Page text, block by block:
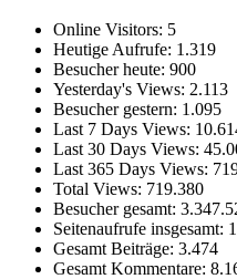
Online Visitors: 5
Heutige Aufrufe: 1.319
Besucher heute: 900
Yesterday's Views: 2.113
Besucher gestern: 1.095
Last 7 Days Views:
Last 30 Days Views:
Last 365 Days Views:
Total Views: 719.380
Besucher gesamt:
Seitenaufrufe insgesamt: 1
Gesamt Beiträge: 3.474
Gesamt Kommentare: